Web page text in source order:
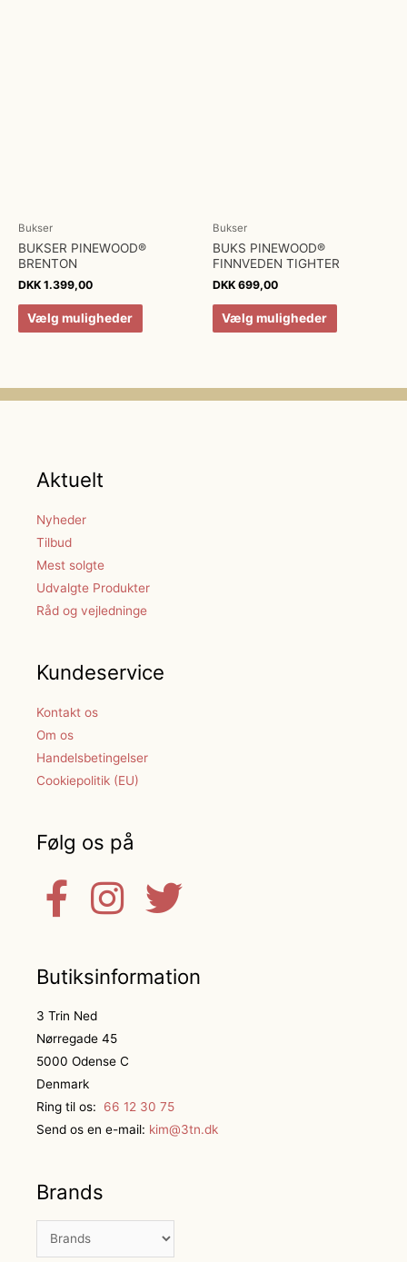
Bukser
BUKSER PINEWOOD®
BRENTON
DKK 1.399,00
Vælg muligheder
Bukser
BUKS PINEWOOD®
FINNVEDEN TIGHTER
DKK 699,00
Vælg muligheder
Aktuelt
Nyheder
Tilbud
Mest solgte
Udvalgte Produkter
Råd og vejledninge
Kundeservice
Kontakt os
Om os
Handelsbetingelser
Cookiepolitik (EU)
Følg os på
Butiksinformation
3 Trin Ned
Nørregade 45
5000 Odense C
Denmark
Ring til os:
66 12 30 75
Send os en e-mail: kim@3tn.dk
Brands